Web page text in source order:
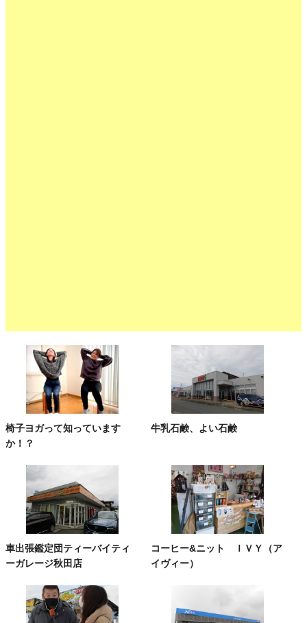
椅子ヨガって知っています
か！？
牛乳石鹸、よい石鹸
車出張鑑定団ティーバイティ
ーガレージ秋田店
コーヒー&ニット ＩＶＹ（ア
イヴィー）